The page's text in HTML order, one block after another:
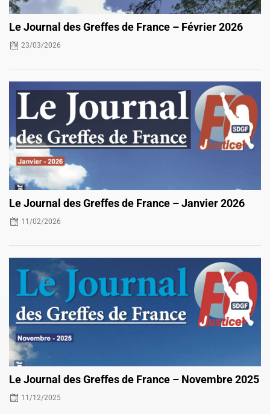
Le Journal des Greffes de France – Février 2026
23/03/2026
Le Journal des Greffes de France – Janvier 2026
11/02/2026
Le Journal des Greffes de France – Novembre 2025
11/12/2025